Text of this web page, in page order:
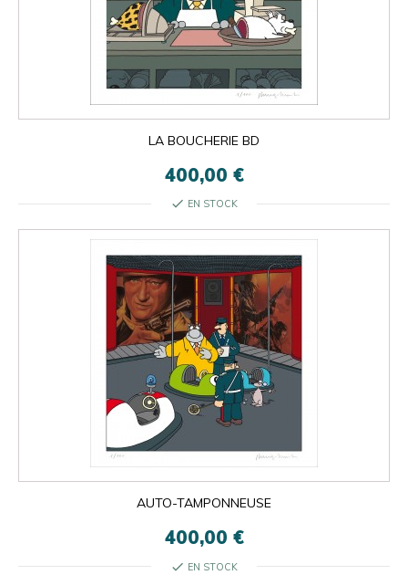
LA BOUCHERIE BD
400,00 €
check EN STOCK
AUTO-TAMPONNEUSE
400,00 €
check EN STOCK
close
